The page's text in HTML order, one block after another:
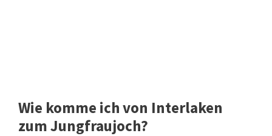
Wie komme ich von Interlaken
zum Jungfraujoch?